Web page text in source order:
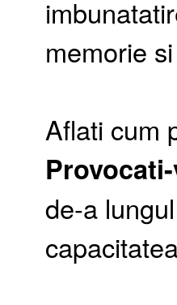
memorie
Aflati cum
de-a